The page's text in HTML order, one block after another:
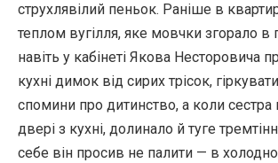
струхлявілий пеньок. Раніше в
теплом вугілля, яке мовчки згорало в
навіть у кабінеті Якова Несторовича
кухні димок від сирих трісок,
спомини про дитинство, а коли сестра
двері з кухні, долинало й туге
себе він просив не палити — в